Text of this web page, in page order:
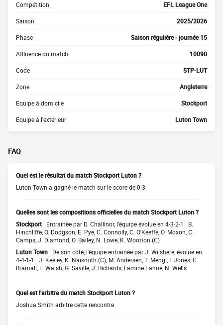
Compétition EFL League One
Saison 2025/2026
Phase Saison régulière - journée 15
Affluence du match 10090
Code STP-LUT
Zone Angleterre
Equipe à domicile Stockport
Equipe à l'extérieur Luton Town
FAQ
Quel est le résultat du match Stockport Luton ?
Luton Town a gagné le match sur le score de 0-3
Quelles sont les compositions officielles du match Stockport Luton ?
Stockport: Entraînée par D. Challinor, l'équipe évolue en 4-3-2-1 : B.
Hinchliffe, O. Dodgson, E. Pye, C. Connolly, C. O'Keeffe, O. Moxon, C.
Camps, J. Diamond, O. Bailey, N. Lowe, K. Wootton (C)
Luton Town : De son côté, l'équipe entraînée par J. Wilshere, évolue en
4-4-1-1 : J. Keeley, K. Naismith (C), M. Andersen, T. Mengi, I. Jones, C.
Bramall, L. Walsh, G. Saville, J. Richards, Lamine Fanne, N. Wells
Quel est l'arbitre du match Stockport Luton ?
Joshua Smith arbitre cette rencontre